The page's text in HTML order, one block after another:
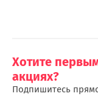
Хотите
акциях?
Подпишитесь